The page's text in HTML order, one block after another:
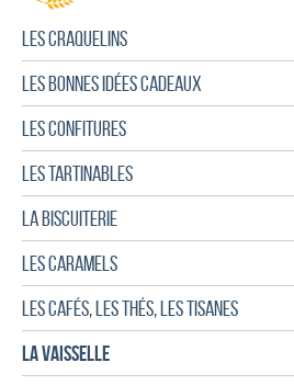
LES CRAQUELINS
LES BONNES IDÉES CADEAUX
LES CONFITURES
LES TARTINABLES
LA BISCUITERIE
LES CARAMELS
LES CAFÉS, LES THÉS, LES TISANES
LA VAISSELLE